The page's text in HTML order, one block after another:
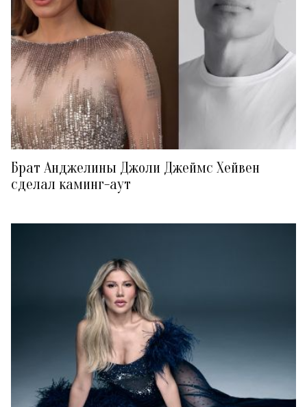
Брат Анджелины Джоли Джеймс Хейвен
сделал каминг-аут